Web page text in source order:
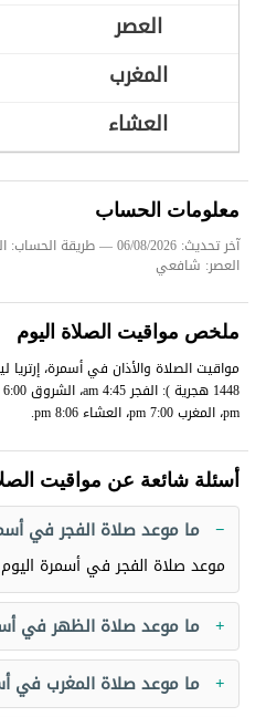
معلومات الحساب
آخر تحديث: 06/08/2026
— طريقة الحساب:
العصر: شافعي
ملخص مواقيت الصلاة اليوم
pm، المغرب 7:00 pm، العشاء 8:06 pm.
أسئلة شائعة عن مواقيت
ما موعد صلاة الفجر في
موعد صلاة الفجر في أسمرة
ما موعد صلاة الظهر في
ما موعد صلاة المغرب في